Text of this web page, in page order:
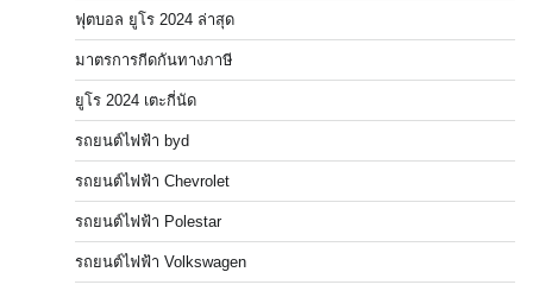
ฟุตบอล ยูโร 2024 ล่าสุด
มาตรการกีดกันทางภาษี
ยูโร 2024 เตะกี่นัด
รถยนต์ไฟฟ้า byd
รถยนต์ไฟฟ้า Chevrolet
รถยนต์ไฟฟ้า Polestar
รถยนต์ไฟฟ้า Volkswagen